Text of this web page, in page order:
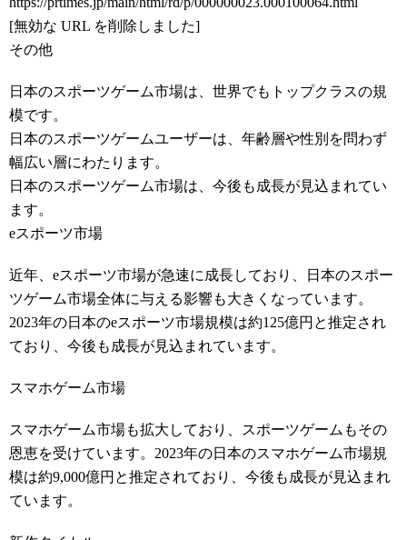
[無効な URL を削除しました]
その他
日本のスポーツゲーム市場は、世界でもトップクラスの規
模です。
日本のスポーツゲームユーザーは、年齢層や性別を問わず
幅広い層にわたります。
日本のスポーツゲーム市場は、今後も成長が見込まれてい
ます。
eスポーツ市場
近年、eスポーツ市場が急速に成長しており、日本のスポー
ツゲーム市場全体に与える影響も大きくなっています。
2023年の日本のeスポーツ市場規模は約125億円と推定され
ており、今後も成長が見込まれています。
スマホゲーム市場
スマホゲーム市場も拡大しており、スポーツゲームもその
恩恵を受けています。2023年の日本のスマホゲーム市場規
模は約9,000億円と推定されており、今後も成長が見込まれ
ています。